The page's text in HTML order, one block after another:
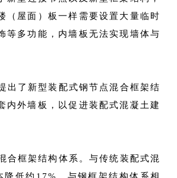
（屋面）板一样需要设置大量临时
等多功能，内墙板无法实现墙体与
出了新型装配式钢节点混合框架结
内外墙板，以促进装配式混凝土建
合框架结构体系。与传统装配式混
降低约17%。与钢框架结构体系相